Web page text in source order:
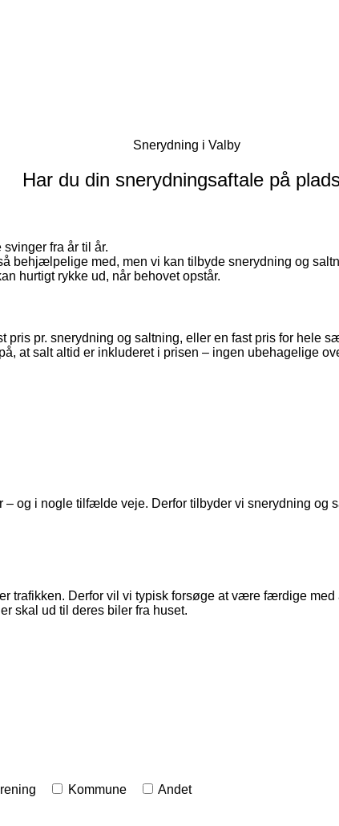
Snerydning i Valby
Har du din snerydningsaftale på
fra år til år.
behjælpelige med, men vi kan tilbyde snerydning og
hurtigt rykke ud, når behovet opstår.
pris pr. snerydning og saltning, eller en fast pris for hele
at salt altid er inkluderet i prisen – ingen ubehagelige
– og i nogle tilfælde veje. Derfor tilbyder vi snerydning
trafikken. Derfor vil vi typisk forsøge at være færdige
skal ud til deres biler fra huset.
Kommune
Andet